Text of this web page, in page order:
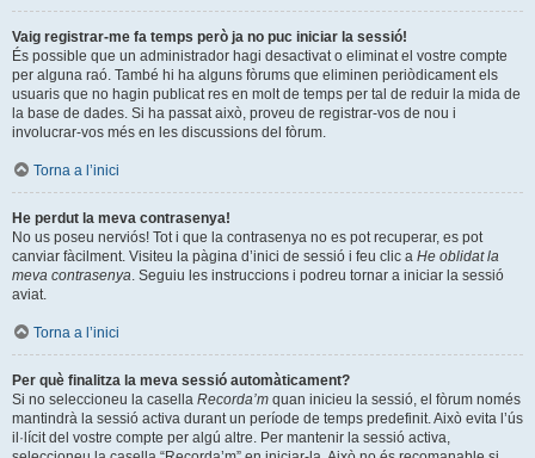
Vaig registrar-me fa temps però ja no puc iniciar la sessió!
És possible que un administrador hagi desactivat o eliminat el vostre compte
per alguna raó. També hi ha alguns fòrums que eliminen periòdicament els
usuaris que no hagin publicat res en molt de temps per tal de reduir la mida de
la base de dades. Si ha passat això, proveu de registrar-vos de nou i
involucrar-vos més en les discussions del fòrum.
Torna a l’inici
He perdut la meva contrasenya!
No us poseu nerviós! Tot i que la contrasenya no es pot recuperar, es pot
canviar fàcilment. Visiteu la pàgina d’inici de sessió i feu clic a He oblidat la
meva contrasenya. Seguiu les instruccions i podreu tornar a iniciar la sessió
aviat.
Torna a l’inici
Per què finalitza la meva sessió automàticament?
Si no seleccioneu la casella Recorda’m quan inicieu la sessió, el fòrum només
mantindrà la sessió activa durant un període de temps predefinit. Això evita l’ús
il·lícit del vostre compte per algú altre. Per mantenir la sessió activa,